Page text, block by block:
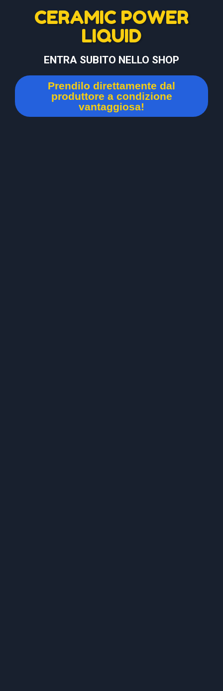
CERAMIC POWER
LIQUID
ENTRA SUBITO NELLO SHOP
Prendilo direttamente dal
produttore a condizione
vantaggiosa!